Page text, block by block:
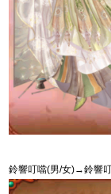
鈴響叮噹(男/女)→鈴響